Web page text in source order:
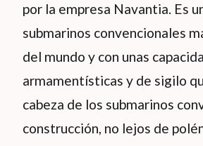
por la empresa Navantia. Es
submarinos convencionales
del mundo y con unas
armamentísticas y de sigilo
cabeza de los submarinos
construcción, no lejos de